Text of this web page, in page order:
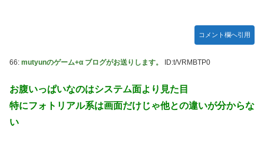
コメント欄へ引用
66: mutyunのゲーム+α ブログがお送りします。 ID:t/VRMBTP0
お腹いっぱいなのはシステム面より見た目
特にフォトリアル系は画面だけじゃ他との違いが分からな
い